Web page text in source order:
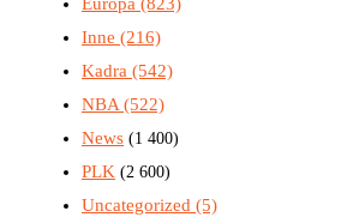
Europa (823)
Inne (216)
Kadra (542)
NBA(522)
News (1 400)
PLK (2 600)
Uncategorized (5)